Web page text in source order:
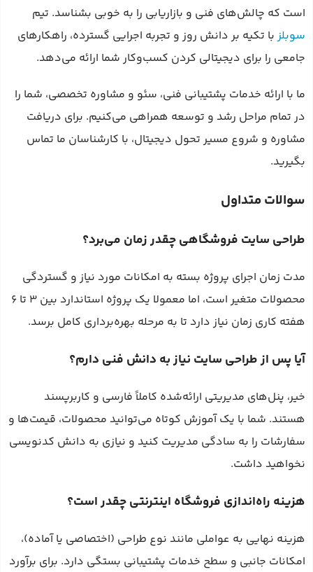
است که چالش‌های فنی و بازاریابی را به خوبی بشناسد. تیم
سوبلزبا تکیه بر دانش روز و تجربه اجرایی گسترده، راهکارهای
جامعی را برای دیجیتالی کردن کسب‌وکار شما ارائه می‌دهد.
ما با ارائه خدمات پشتیبانی فنی، سئو و مشاوره تخصصی، شما را
در تمام مراحل رشد و توسعه همراهی می‌کنیم. برای دریافت
مشاوره و شروع مسیر تحول دیجیتال، با کارشناسان ما تماس
بگیرید.
سوالات متداول
طراحی سایت فروشگاهی چقدر زمان می‌برد؟
مدت زمان اجرای پروژه بسته به امکانات مورد نیاز و گستردگی
محصولات متغیر است، اما معمولا یک پروژه استاندارد بین ۳ تا ۶
هفته کاری زمان نیاز دارد تا به مرحله بهره‌برداری کامل برسد.
آیا پس از طراحی سایت نیاز به دانش فنی دارم؟
خیر، پنل‌های مدیریتی ارائه‌شده کاملاً فارسی و کاربرپسند
هستند. شما با یک آموزش کوتاه می‌توانید محصولات، قیمت‌ها و
سفارشات را به سادگی مدیریت کنید و نیازی به دانش کدنویسی
نخواهید داشت.
هزینه راه‌اندازی فروشگاه اینترنتی چقدر است؟
هزینه نهایی به عواملی مانند نوع طراحی (اختصاصی یا آماده)،
امکانات جانبی و سطح خدمات پشتیبانی بستگی دارد. برای برآورد